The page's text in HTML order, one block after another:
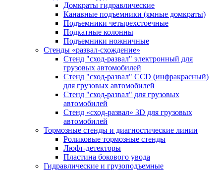
Домкраты гидравлические
Канавные подъемники (ямные домкраты)
Подъемники четырехстоечные
Подкатные колонны
Подъемники ножничные
Стенды «развал-схождение»
Стенд "сход-развал" электронный для
грузовых автомобилей
Стенд "сход-развал" CCD (инфракрасный)
для грузовых автомобилей
Стенд "сход-развал" для грузовых
автомобилей
Стенд «сход-развал» 3D для грузовых
автомобилей
Тормозные стенды и диагностические линии
Роликовые тормозные стенды
Люфт-детекторы
Пластина бокового увода
Гидравлические и грузоподъемные